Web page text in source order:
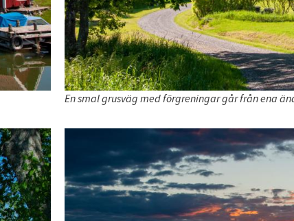
En smal grusväg med förgreningar går från ena